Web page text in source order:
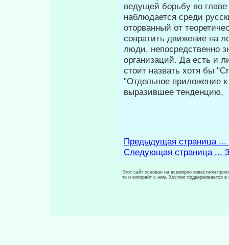
ведущей борьбу во
наблюдается среди
оторванный от
совратить движение на
люди, непосредственно
организаций. Да есть и
стоит на­звать хотя бы
"Отдельное приложе­ние
выразившее тенденцию,
Предыдущая страница ...
Следующая страница ...
Этот сайт основан на всемирно известном
то и копирайт с ним. Хостинг поддерживается